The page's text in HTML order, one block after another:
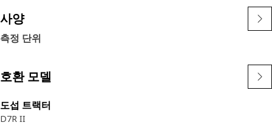
사양
측정 단위
호환 모델
도섭 트랙터
D7R II